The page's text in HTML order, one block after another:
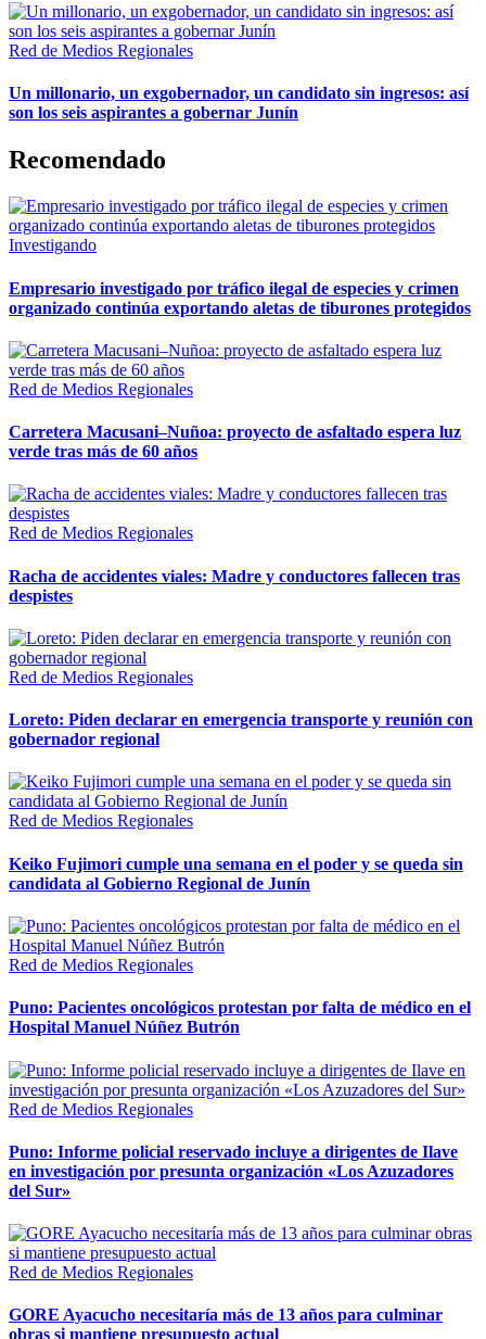
Red de Medios Regionales
Un millonario, un exgobernador, un candidato sin ingresos: así
son los seis aspirantes a gobernar Junín
Recomendado
Investigando
Empresario investigado por tráfico ilegal de especies y crimen
organizado continúa exportando aletas de tiburones protegidos
Red de Medios Regionales
Carretera Macusani–Nuñoa: proyecto de asfaltado espera luz
verde tras más de 60 años
Red de Medios Regionales
Racha de accidentes viales: Madre y conductores fallecen tras
despistes
Red de Medios Regionales
Loreto: Piden declarar en emergencia transporte y reunión con
gobernador regional
Red de Medios Regionales
Keiko Fujimori cumple una semana en el poder y se queda sin
candidata al Gobierno Regional de Junín
Red de Medios Regionales
Puno: Pacientes oncológicos protestan por falta de médico en el
Hospital Manuel Núñez Butrón
Red de Medios Regionales
Puno: Informe policial reservado incluye a dirigentes de Ilave
en investigación por presunta organización «Los Azuzadores
del Sur»
Red de Medios Regionales
GORE Ayacucho necesitaría más de 13 años para culminar
obras si mantiene presupuesto actual